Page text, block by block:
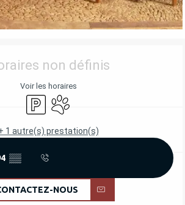
ET COORDONNÉES
non définis
Voir les horaires
ParkingAnimaux acceptés
1 autre(s) prestation(s)
▒▒
NOUS